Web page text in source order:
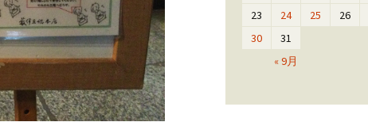
« 9月
23
24 25 26
30
31